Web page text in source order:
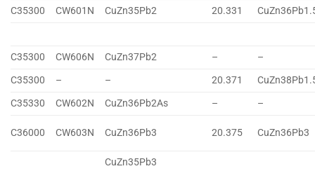
C35300 CW601N CuZn35Pb2 20.331
C35300 CW606N CuZn37Pb2 –
–
C35300
– – 20.371
C35330
CW602N CuZn36Pb2As – –
C36000 CW603N CuZn36Pb3 20.375 CuZn36Pb3
CuZn35Pb3